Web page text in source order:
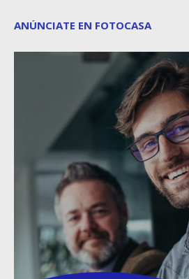
ANÚNCIATE EN FOTOCASA